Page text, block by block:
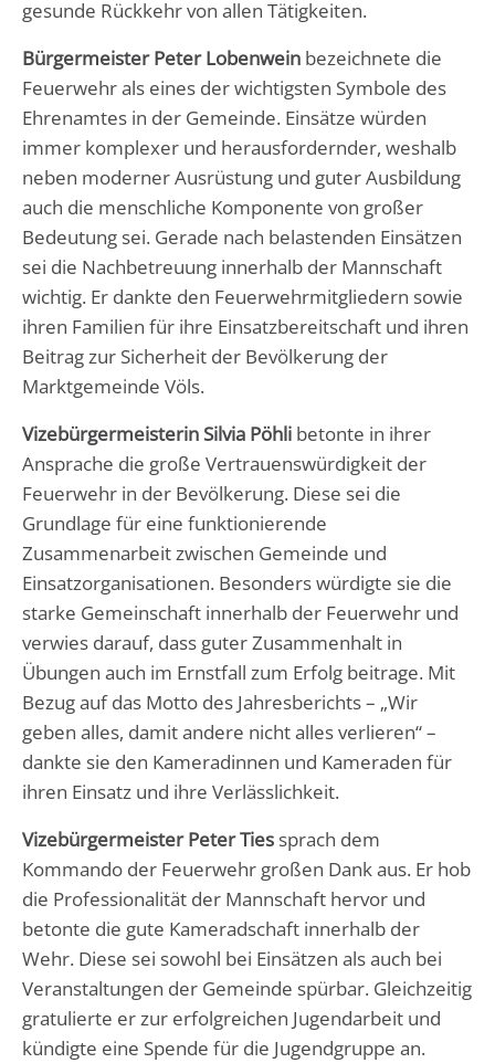
gesunde Rückkehr von allen Tätigkeiten.
Bürgermeister Peter Lobenwein bezeichnete die
Feuerwehr als eines der wichtigsten Symbole des
Ehrenamtes in der Gemeinde. Einsätze würden
immer komplexer und herausfordernder, weshalb
neben moderner Ausrüstung und guter Ausbildung
auch die menschliche Komponente von großer
Bedeutung sei. Gerade nach belastenden Einsätzen
sei die Nachbetreuung innerhalb der Mannschaft
wichtig. Er dankte den Feuerwehrmitgliedern sowie
ihren Familien für ihre Einsatzbereitschaft und ihren
Beitrag zur Sicherheit der Bevölkerung der
Marktgemeinde Völs.
Vizebürgermeisterin Silvia Pöhli betonte in ihrer
Ansprache die große Vertrauenswürdigkeit der
Feuerwehr in der Bevölkerung. Diese sei die
Grundlage für eine funktionierende
Zusammenarbeit zwischen Gemeinde und
Einsatzorganisationen. Besonders würdigte sie die
starke Gemeinschaft innerhalb der Feuerwehr und
verwies darauf, dass guter Zusammenhalt in
Übungen auch im Ernstfall zum Erfolg beitrage. Mit
Bezug auf das Motto des Jahresberichts – „Wir
geben alles, damit andere nicht alles verlieren“ –
dankte sie den Kameradinnen und Kameraden für
ihren Einsatz und ihre Verlässlichkeit.
Vizebürgermeister Peter Ties sprach dem
Kommando der Feuerwehr großen Dank aus. Er hob
die Professionalität der Mannschaft hervor und
betonte die gute Kameradschaft innerhalb der
Wehr. Diese sei sowohl bei Einsätzen als auch bei
Veranstaltungen der Gemeinde spürbar. Gleichzeitig
gratulierte er zur erfolgreichen Jugendarbeit und
kündigte eine Spende für die Jugendgruppe an.